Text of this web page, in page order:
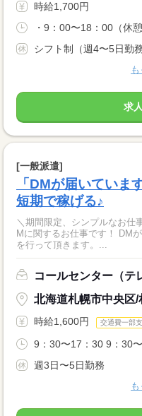
時給1,700円
・9：00〜18：00（休
シフト制（週4〜5日勤
求
[一般派遣]
「DMが届いてい
短期で稼げる♪
＼期間限定、シンプルなお仕事／ ◎DMの到着確認◎ 会員様
Mに関するお仕事です！ DM
を行って頂きます。...
コールセンター（テ
北海道札幌市中央区/
時給1,600円 交通費一部
9：30〜17：30 9：30
週3日〜5日勤務